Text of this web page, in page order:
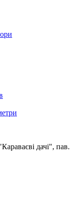
дачі", пав.